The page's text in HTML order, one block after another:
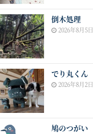
倒木処理
2026年8月5日
でり丸くん
2026年8月2日
鳩のつがい